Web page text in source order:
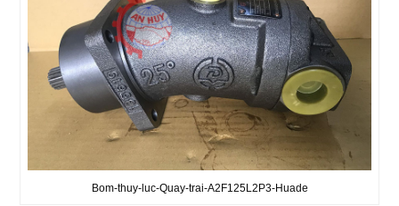
Bom-thuy-luc-Quay-trai-A2F125L2P3-Huade